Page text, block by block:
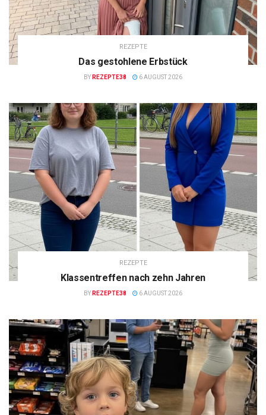
REZEPTE
Das gestohlene Erbstück
BY REZEPTE38 6 AUGUST 2026
REZEPTE
Klassentreffen nach zehn Jahren
BY REZEPTE38 6 AUGUST 2026